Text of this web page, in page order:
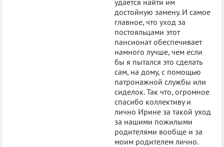
достойную замену. И самое
главное, что уход за
постояльцами этот
пансионат обеспечивает
намного лучше, чем если
бы я пытался это сделать
сам, на дому, с помощью
патронажной службы или
сиделок. Так что, огромное
спасибо коллективу и
лично Ирине за такой уход
за нашими пожилыми
родителями вообще и за
моим родителем лично.